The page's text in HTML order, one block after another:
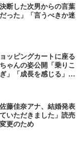
断した次男からの言葉
った」「言うべきか迷
ッピングカートに座る
ゃんの姿公開「乗りこ
」「成長を感じる」の
藤佳奈アナ、結婚発表
いただきました」読売
更のため